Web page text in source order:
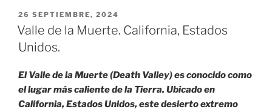
PUBLICADO
EL
26 SEPTIEMBRE, 2024
Valle de la Muerte. California, Estados
Unidos.
El Valle de la Muerte (Death Valley) es conocido como
el lugar más caliente de la Tierra. Ubicado en
California, Estados Unidos, este desierto extremo